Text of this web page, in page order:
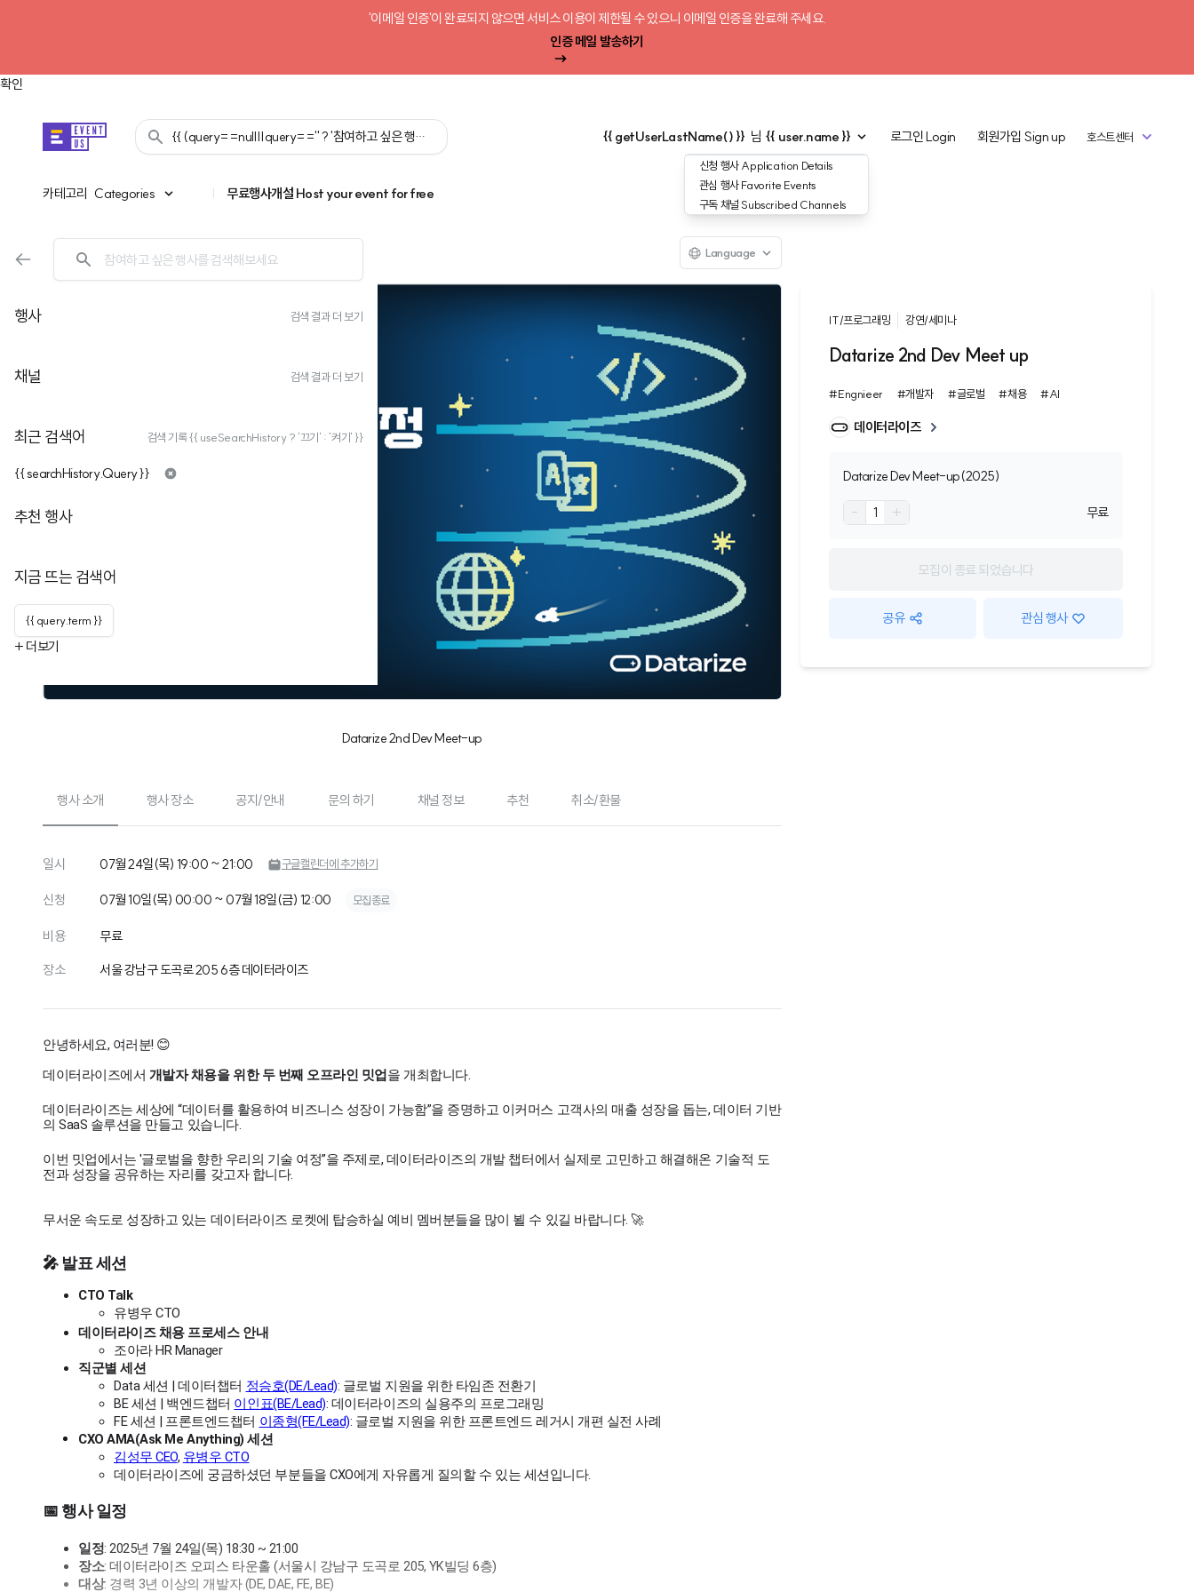
'이메일 인증'이 완료되지 않으면 서비스 이용이 제한될 수 있으니 이메일 인증을 완료해 주세요.
인증 메일 발송하기
확인
{{ (query==null||query=='' ? '참여하고 싶은 행사를 검색해 보세요':query) }} {{ getUserLastName() }} 님 {{ user.name }}
신청 행사Application Details
관심 행사Favorite Events
구독 채널 Subscribed Channels
로그인Login 회원가입 Sign up 호스트센터
카테고리 Categories
카테고리 | 무료행사개설 Host your event for free
행사 검색 결과 더 보기
채널 검색 결과 더 보기
최근 검색어 검색 기록 {{ useSearchHistory ? '끄기' : '켜기' }}
{{ searchHistory.Query }}
추천 행사
지금 뜨는 검색어
{{ query.term }}
+ 더보기
Language
Datarize 2nd Dev Meet-up
IT/프로그래밍 강연/세미나
Datarize 2nd Dev Meet up
#Engnieer #개발자 #글로벌 #채용 #AI
데이터라이즈
Datarize Dev Meet-up(2025)
- 1 + 무료
모집이 종료 되었습니다
공유 관심 행사
행사 소개 행사 장소 공지/안내 문의 하기 채널 정보 추천 취소/환불
일시 07월 24일(목) 19:00 ~ 21:00 구글캘린더에 추가하기
신청 07월 10일(목) 00:00 ~ 07월 18일(금) 12:00 모집종료
비용
무료
장소
서울 강남구 도곡로 205 6층 데이터라이즈